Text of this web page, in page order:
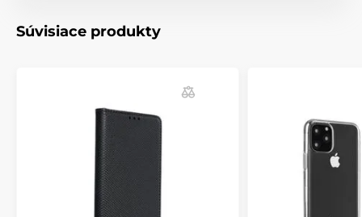
Súvisiace produkty